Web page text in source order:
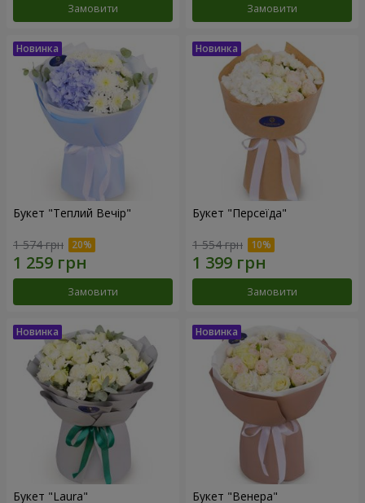
Замовити Замовити
Букет "Теплий Вечір"
1 574 грн
Замовити
Букет "Персеїда"
1 554 грн
Замовити
Букет "Laura" Букет "Венера"